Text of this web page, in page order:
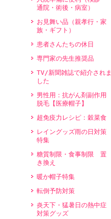
通院・術後・病室）
お見舞い品（親孝行・家
族・ギフト）
患者さんたちの休日
専門家の先生推奨品
TV/新聞雑誌で紹介されま
した
男性用：抗がん剤副作用
脱毛【医療帽子】
超免疫力レシピ：穀菜食
レイングッズ雨の日対策
特集
糖質制限・食事制限 置
き換え
暖か帽子特集
転倒予防対策
炎天下・猛暑日の熱中症
対策グッズ